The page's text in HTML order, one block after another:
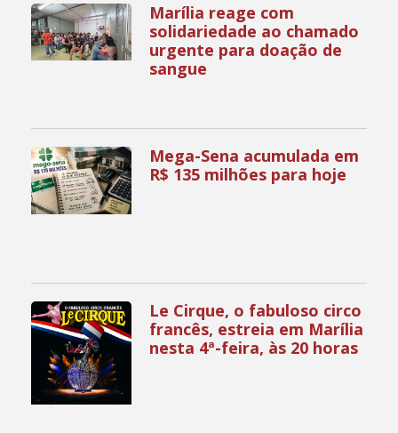
Marília reage com
solidariedade ao chamado
urgente para doação de
sangue
Mega-Sena acumulada em
R$ 135 milhões para hoje
Le Cirque, o fabuloso circo
francês, estreia em Marília
nesta 4ª-feira, às 20 horas